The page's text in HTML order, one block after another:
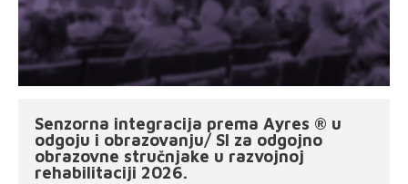
Senzorna integracija prema Ayres ® u
odgoju i obrazovanju/ SI za odgojno
obrazovne stručnjake u razvojnoj
rehabilitaciji 2026.